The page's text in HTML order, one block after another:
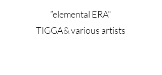
”elemental ERA"
TIGGA& various​ artists